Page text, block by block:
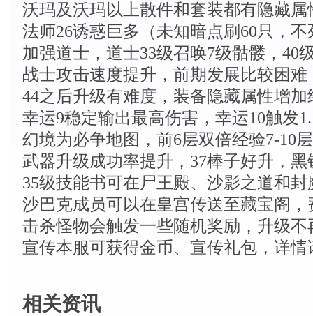
沃玛及沃玛以上散件和套装都有隐藏
法师26诱惑巨多（未知暗点刷60只，
加强道士，道士33级召唤7级骷髅，40
战士攻击速度提升，前期发展比较困
44之后升级有难度，装备隐藏属性增
幸运9稳定输出最高伤害，幸运10触发
幻境为必争地图，前6层双倍经验7-10
武器升级成功率提升，37棒子好升，
35级技能书可在尸王殿、沙影之道和
沙巴克成员可以在皇宫传送至藏宝阁
击杀怪物会触发一些随机奖励，升级不
宣传本服可获得金币、宣传礼包，详情
相关资讯